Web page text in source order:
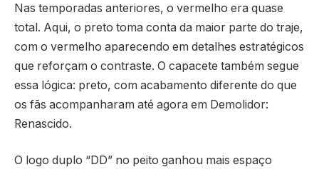
Nas temporadas anteriores, o vermelho era quase
total. Aqui, o preto toma conta da maior parte do traje,
com o vermelho aparecendo em detalhes estratégicos
que reforçam o contraste. O capacete também segue
essa lógica: preto, com acabamento diferente do que
os fãs acompanharam até agora em Demolidor:
Renascido.
O logo duplo “DD” no peito ganhou mais espaço